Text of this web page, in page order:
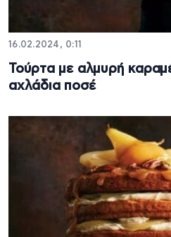
16.02.2024, 0:11
Τούρτα με αλμυρή
αχλάδια ποσέ